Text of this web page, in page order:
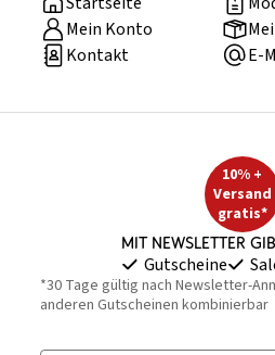
Mein Konto
Kontakt
E-
10% +
Versand
gratis*
Mit Newsletter
Gutscheine
*30 Tage gültig nach Newsletter-
anderen Gutscheinen kombinierbar